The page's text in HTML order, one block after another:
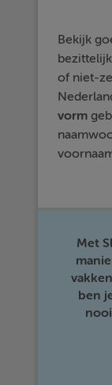
Bekijk
of niet-
vorm
Met
ben